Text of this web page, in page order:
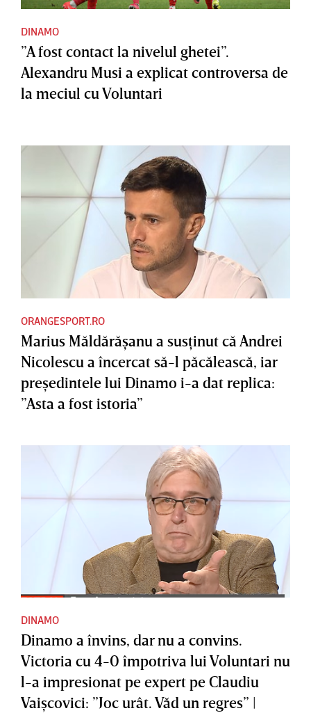
DINAMO
”A fost contact la nivelul ghetei”.
Alexandru Musi a explicat controversa de
la meciul cu Voluntari
ORANGESPORT.RO
Marius Măldărăşanu a susţinut că Andrei
Nicolescu a încercat să-l păcălească, iar
preşedintele lui Dinamo i-a dat replica:
”Asta a fost istoria”
DINAMO
Dinamo a învins, dar nu a convins.
Victoria cu 4-0 împotriva lui Voluntari nu
l-a impresionat pe expert pe Claudiu
Vaişcovici: ”Joc urât. Văd un regres” |